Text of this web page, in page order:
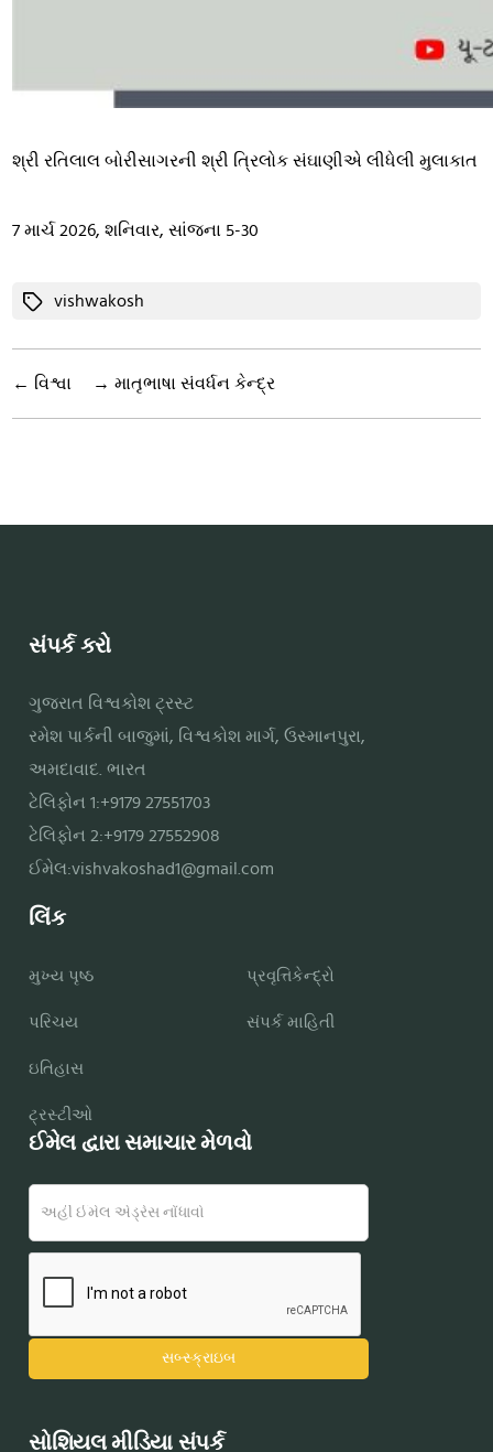
શ્રી રતિલાલ બોરીસાગરની શ્રી ત્રિલોક સંઘાણીએ લીધેલી મુલાકાત
7 માર્ચ 2026, શનિવાર, સાંજના 5-30
Tagsvishwakosh
← વિશ્વા → માતૃભાષા સંવર્ધન કેન્દ્ર
સંપર્ક કરો
ગુજરાત વિશ્વકોશ ટ્રસ્ટ
રમેશ પાર્કની બાજુમાં, વિશ્વકોશ માર્ગ, ઉસ્માનપુરા,
અમદાવાદ. ભારત
ટેલિફોન 1:+9179 27551703
ટેલિફોન 2:+9179 27552908
ઈમેલ:vishvakoshad1@gmail.com
લિંક
મુખ્ય પૃષ્ઠ
પરિચય
ઇતિહાસ
ટ્રસ્ટીઓ
પ્રવૃત્તિકેન્દ્રો
સંપર્ક માહિતી
ઈમેલ દ્વારા સમાચાર મેળવો
સોશિયલ મીડિયા સંપર્ક